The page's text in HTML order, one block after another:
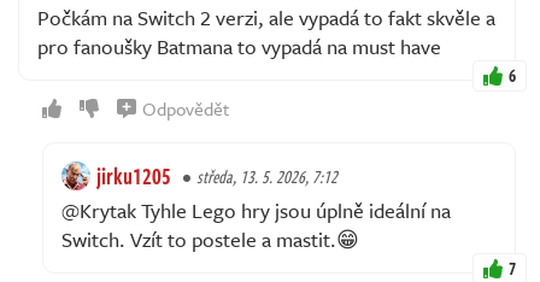
Počkám na Switch 2 verzi, ale vypadá to fakt skvěle a
pro fanoušky Batmana to vypadá na must have
6
Odpovědět
jirku1205 středa, 13. 5. 2026, 7:12
@Krytak Tyhle Lego hry jsou úplně ideální na
Switch. Vzít to postele a mastit.😁
7